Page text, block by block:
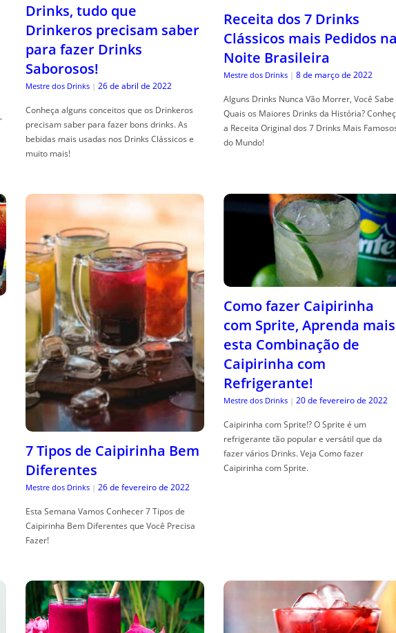
Drinks, tudo que
Drinkeros precisam saber
para fazer Drinks
Saborosos!
Mestre dos Drinks | 26 de abril de 2022
Conheça alguns conceitos que os Drinkeros
precisam saber para fazer bons drinks. As
bebidas mais usadas nos Drinks Clássicos e
muito mais!
Receita dos 7 Drinks
Clássicos mais Pedidos
Noite Brasileira
Mestre dos Drinks | 8 de março de 2022
Alguns Drinks Nunca Vão Morrer, Você Sabe
Quais os Maiores Drinks da História?
a Receita Original dos 7 Drinks Mais
do Mundo!
7 Tipos de Caipirinha Bem
Diferentes
Mestre dos Drinks | 26 de fevereiro de 2022
Esta Semana Vamos Conhecer 7 Tipos de
Caipirinha Bem Diferentes que Você Precisa
Fazer!
Como fazer Caipirinha
com Sprite, Aprenda mais
esta Combinação de
Caipirinha com
Refrigerante!
Mestre dos Drinks | 20 de fevereiro de 2022
Caipirinha com Sprite!? O Sprite é um
refrigerante tão popular e versátil que da
fazer vários Drinks. Veja Como fazer
Caipirinha com Sprite.